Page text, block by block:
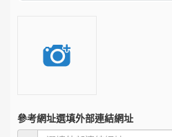
參考網址選填外部連結網址